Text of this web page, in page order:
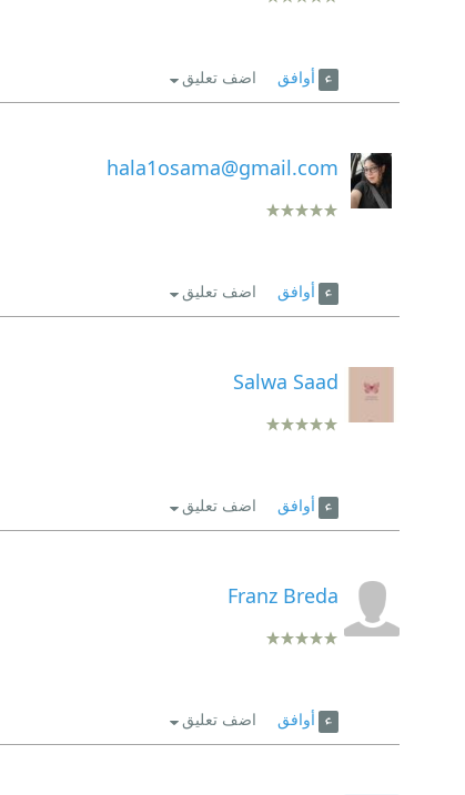
أوافق اضف تعليق
hala1osama@gmail.com
أوافق اضف تعليق
Salwa Saad
أوافق اضف تعليق
Franz Breda
أوافق اضف تعليق